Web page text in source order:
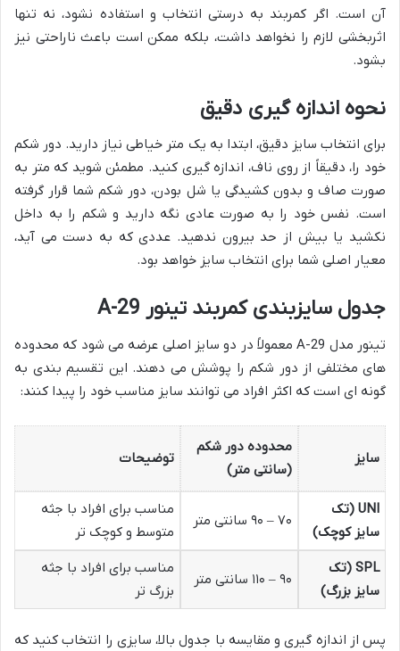
آن است. اگر کمربند به درستی انتخاب و استفاده نشود، نه تنها
اثربخشی لازم را نخواهد داشت، بلکه ممکن است باعث ناراحتی نیز
بشود.
نحوه اندازه گیری دقیق
برای انتخاب سایز دقیق، ابتدا به یک متر خیاطی نیاز دارید. دور شکم
خود را، دقیقاً از روی ناف، اندازه گیری کنید. مطمئن شوید که متر به
صورت صاف و بدون کشیدگی یا شل بودن، دور شکم شما قرار گرفته
است. نفس خود را به صورت عادی نگه دارید و شکم را به داخل
نکشید یا بیش از حد بیرون ندهید. عددی که به دست می آید،
معیار اصلی شما برای انتخاب سایز خواهد بود.
جدول سایزبندی کمربند تینور A-29
تینور مدل A-29 معمولاً در دو سایز اصلی عرضه می شود که محدوده
های مختلفی از دور شکم را پوشش می دهند. این تقسیم بندی به
گونه ای است که اکثر افراد می توانند سایز مناسب خود را پیدا کنند:
سایز
محدوده دور شکم
(سانتی متر)
توضیحات
UNI (تک
سایز کوچک)
۷۰ – ۹۰ سانتی متر
مناسب برای افراد با جثه
متوسط و کوچک تر
SPL (تک
سایز بزرگ)
۹۰ – ۱۱۰ سانتی متر
مناسب برای افراد با جثه
بزرگ تر
پس از اندازه گیری و مقایسه با جدول بالا، سایزی را انتخاب کنید که